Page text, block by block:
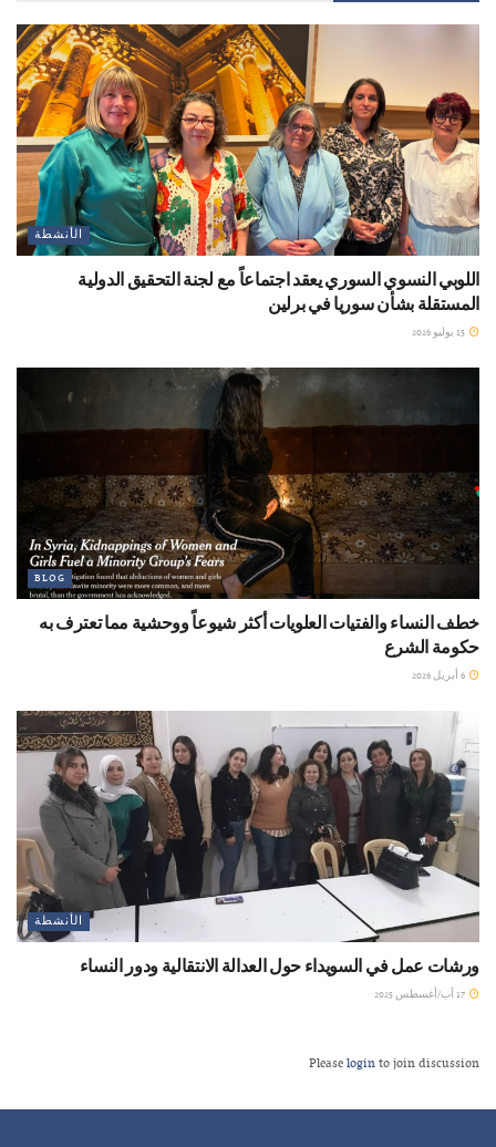
الأنشطة
اللوبي النسوي السوري يعقد اجتماعاً مع لجنة التحقيق الدولية
المستقلة بشأن سوريا في برلين
BLOG
خطف النساء والفتيات العلويات أكثر شيوعاً ووحشية مما تعترف به
حكومة الشرع
الأنشطة
ورشات عمل في السويداء حول العدالة الانتقالية ودور النساء
Pleaseloginto join discussion